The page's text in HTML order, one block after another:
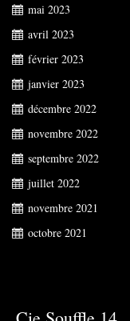
mai 2023
avril 2023
février 2023
janvier 2023
décembre 2022
novembre 2022
septembre 2022
juillet 2022
novembre 2021
octobre 2021